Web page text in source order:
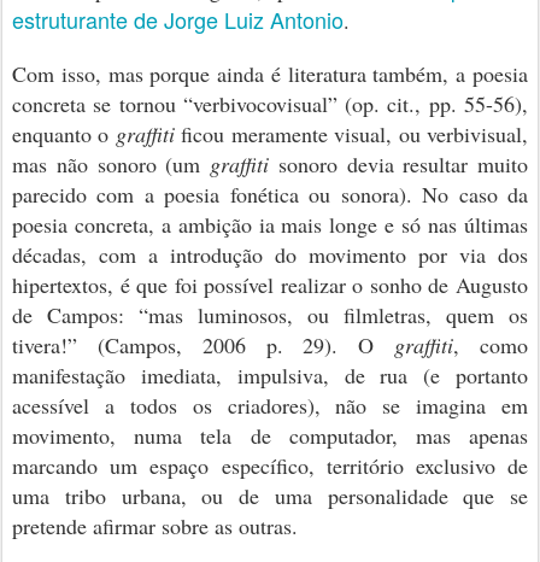
estruturante de Jorge Luiz Antonio.
Com isso, mas porque ainda é literatura também, a poesia
concreta se tornou “verbivocovisual” (op. cit., pp. 55-56),
enquanto o graffitificou meramente visual, ou verbivisual,
mas não sonoro (um graffiti sonoro devia resultar muito
parecido com a poesia fonética ou sonora). No caso da
poesia concreta, a ambição ia mais longe e só nas últimas
décadas, com a introdução do movimento por via dos
hipertextos, é que foi possível realizar o sonho de Augusto
de Campos: “mas luminosos, ou filmletras, quem os
tivera!” (Campos, 2006 p. 29). O graffiti, como
manifestação imediata, impulsiva, de rua (e portanto
acessível a todos os criadores), não se imagina em
movimento, numa tela de computador, mas apenas
marcando um espaço específico, território exclusivo de
uma tribo urbana, ou de uma personalidade que se
pretende afirmar sobre as outras.